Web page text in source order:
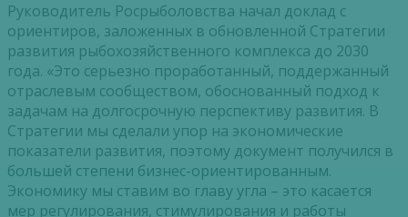
Руководитель Росрыболовства начал доклад с
ориентиров, заложенных в обновленной Стратегии
развития рыбохозяйственного комплекса до 2030
года. «Это серьезно проработанный, поддержанный
отраслевым сообществом, обоснованный подход к
задачам на долгосрочную перспективу развития. В
Стратегии мы сделали упор на экономические
показатели развития, поэтому документ получился в
большей степени бизнес-ориентированным.
Экономику мы ставим во главу угла – это касается
мер регулирования, стимулирования и работы